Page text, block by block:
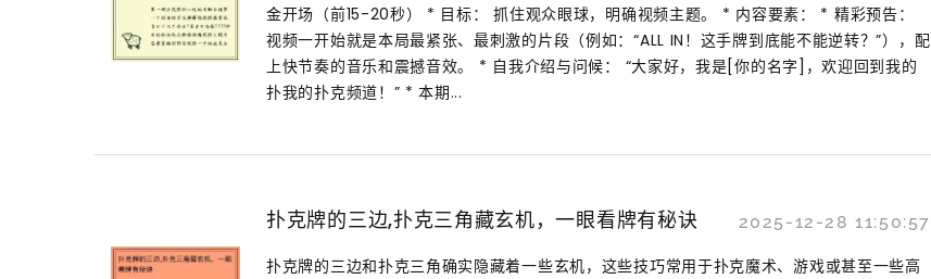
金开场（前15-20秒） * 目标： 抓住观众眼球，明确视频主题。 * 内容要素： * 精彩预告：
视频一开始就是本局最紧张、最刺激的片段（例如：“ALL IN！这手牌到底能不能逆转？”），配
上快节奏的音乐和震撼音效。 * 自我介绍与问候： “大家好，我是[你的名字]，欢迎回到我的
扑我的扑克频道！” * 本期...
扑克牌的三边,扑克三角藏玄机，一眼看牌有秘诀 2025-12-28 11:50:57
扑克牌的三边和扑克三角确实隐藏着一些玄机，这些技巧常用于扑克魔术、游戏或甚至一些高